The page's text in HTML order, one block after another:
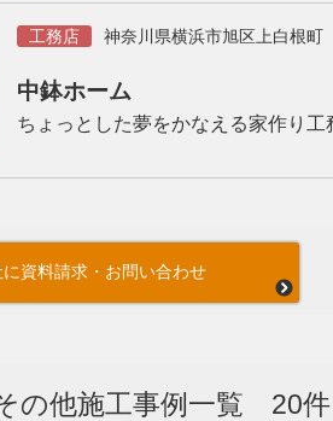
工務店 神奈川県横浜市旭区上白根町
中鉢ホーム
ちょっとした夢をかなえる家作り工
に資料請求・お問い合わせ
の他施工事例一覧 20件